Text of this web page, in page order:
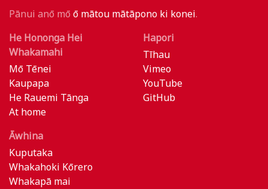
Pānui anō mō ō mātou mātāpono ki konei.
He Hononga Hei
Whakamahi
Mō Tēnei
Kaupapa
He Rauemi Tānga
At home
Hapori
Tīhau
Vimeo
YouTube
GitHub
Āwhina
Kuputaka
Whakahoki Kōrero
Whakapā mai